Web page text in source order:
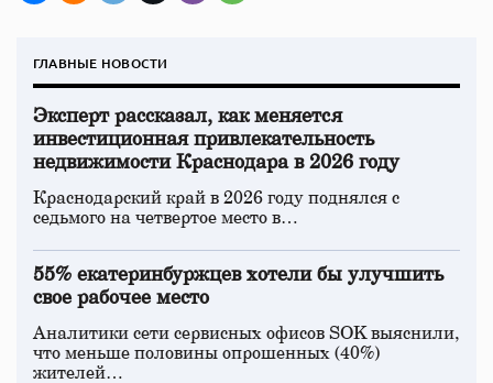
ГЛАВНЫЕ НОВОСТИ
Эксперт рассказал, как меняется
инвестиционная привлекательность
недвижимости Краснодара в 2026 году
Краснодарский край в 2026 году поднялся с
седьмого на четвертое место в…
55% екатеринбуржцев хотели бы улучшить
свое рабочее место
Аналитики сети сервисных офисов SOK выяснили,
что меньше половины опрошенных (40%)
жителей…